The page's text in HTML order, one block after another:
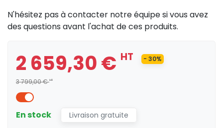
N'hésitez pas à contacter notre équipe si vous avez
des questions avant l'achat de ces produits.
2 659,30 € HT
3 799,00 €HT
- 30%
En stock
Livraison gratuite